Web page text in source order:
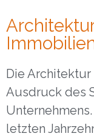
Die
Ausdruck des
letzten